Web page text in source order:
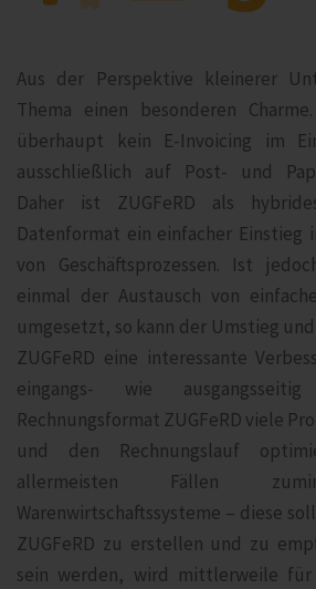
Aus der Perspektive kleinerer
Thema einen besonderen
überhaupt kein E-Invoicing im
ausschließlich auf Post- und
Daher ist ZUGFeRD als
Datenformat ein einfacher Einstieg
von Geschäftsprozessen. Ist
einmal der Austausch von
umgesetzt, so kann der Umstieg
ZUGFeRD eine interessante
eingangs- wie
Rechnungsformat ZUGFeRD viele
und den Rechnungslauf
allermeisten Fällen
Warenwirtschaftssysteme – diese
ZUGFeRD zu erstellen und zu
sein werden, wird mittlerweile